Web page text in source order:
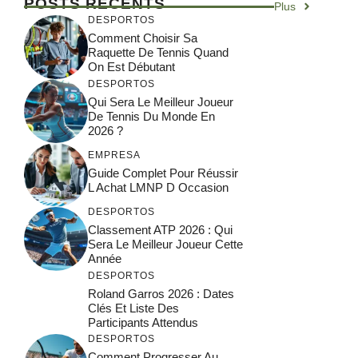
POSTS RÉCENTS Plus
DESPORTOS
Comment Choisir Sa
Raquette De Tennis Quand
On Est Débutant
DESPORTOS
Qui Sera Le Meilleur Joueur
De Tennis Du Monde En
2026 ?
EMPRESA
Guide Complet Pour Réussir
L Achat LMNP D Occasion
DESPORTOS
Classement ATP 2026 : Qui
Sera Le Meilleur Joueur Cette
Année
DESPORTOS
Roland Garros 2026 : Dates
Clés Et Liste Des
Participants Attendus
DESPORTOS